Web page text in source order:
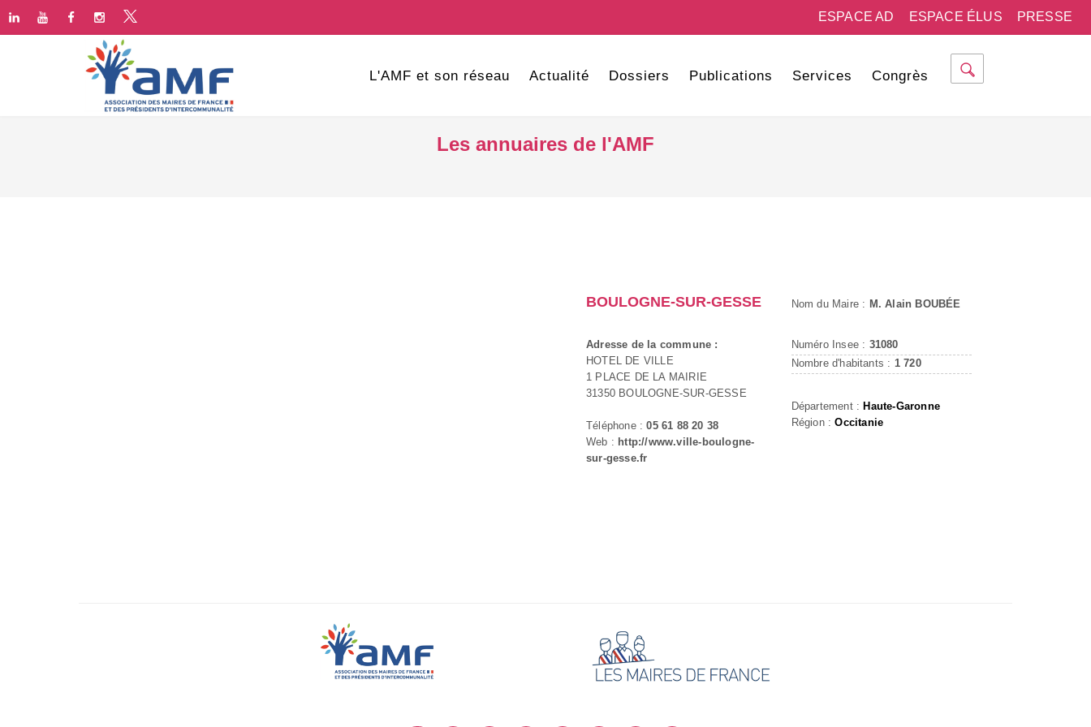
PRESSE
ESPACE ÉLUS
ESPACE AD
L'AMF et son réseau Actualité Dossiers Publications Services Congrès
Les annuaires de l'AMF
BOULOGNE-SUR-GESSE
Adresse de la commune :
HOTEL DE VILLE
1 PLACE DE LA MAIRIE
31350 BOULOGNE-SUR-GESSE
Téléphone :05 61 88 20 38
Web : http://www.ville-boulogne-
sur-gesse.fr
Nom du Maire : M. Alain BOUBÉE
Numéro Insee : 31080
Nombre d'habitants : 1 720
Département : Haute-Garonne
Région :Occitanie